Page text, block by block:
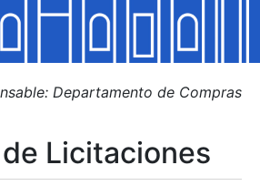
Departamento de Compras
Licitaciones